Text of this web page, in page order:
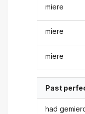
miere
miere
miere
Past
had